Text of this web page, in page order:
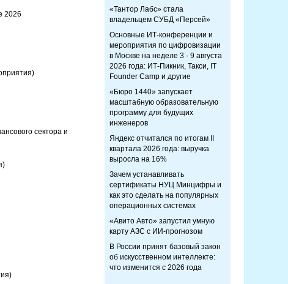
2026
сектора и
«Тантор Лабс» стала
владельцем СУБД «Персей»
Основные ИТ-конференции и
мероприятия по цифровизации
в Москве на неделе 3 - 9 августа
2026 года: ИТ-Пикник, Такси, IT
Founder Camp и другие
«Бюро 1440» запускает
масштабную образовательную
программу для будущих
инженеров
Яндекс отчитался по итогам II
квартала 2026 года: выручка
выросла на 16%
Зачем устанавливать
сертификаты НУЦ Минцифры и
как это сделать на популярных
операционных системах
«Авито Авто» запустил умную
карту АЗС с ИИ-прогнозом
В России принят базовый закон
об искусственном интеллекте:
что изменится с 2026 года